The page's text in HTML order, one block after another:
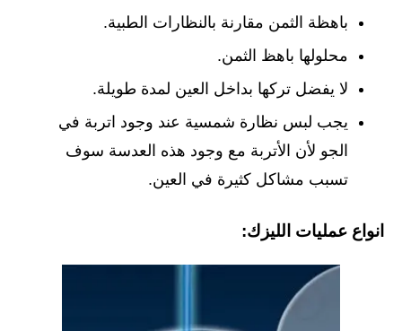
باهظة الثمن مقارنة بالنظارات الطبية.
محلولها باهظ الثمن.
لا يفضل تركها بداخل العين لمدة طويلة.
يجب لبس نظارة شمسية عند وجود اتربة في
الجو لأن الأتربة مع وجود هذه العدسة سوف
تسبب مشاكل كثيرة في العين.
انواع عمليات الليزك: